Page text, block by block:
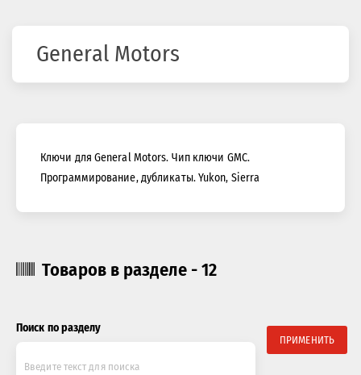
General Motors
Ключи для General Motors. Чип ключи GMC.
Программирование, дубликаты. Yukon, Sierra
Товаров в разделе - 12
Поиск по разделу
ПРИМЕНИТЬ